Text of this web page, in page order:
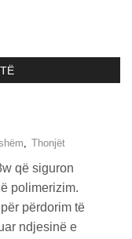
, Thonjët
që siguron
polimerizim.
përdorim të
ndjesinë e